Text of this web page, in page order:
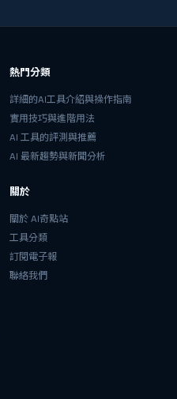
熱門分類
詳細的AI工具介紹與操作指南
實用技巧與進階用法
AI 工具的評測與推薦
AI 最新趨勢與新聞分析
關於
關於 AI奇點站
工具分類
訂閱電子報
聯絡我們